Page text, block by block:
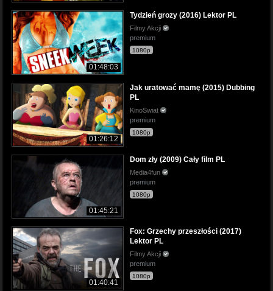
01:48:03
Tydzień grozy (2016) Lektor PL
Filmy Akcji
premium
1080p
01:26:12
Jak uratować mamę (2015) Dubbing
PL
KinoSwiat
premium
1080p
01:45:21
Dom zły (2009) Cały film PL
Media4fun
premium
1080p
01:40:41
Fox: Grzechy przeszłości (2017)
Lektor PL
Filmy Akcji
premium
1080p